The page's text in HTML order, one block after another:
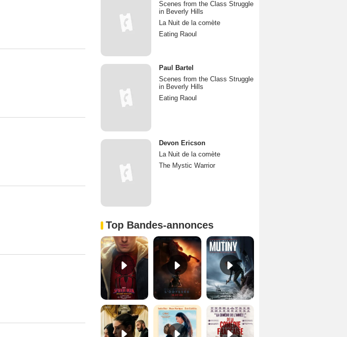
Scenes from the Class Struggle
in Beverly Hills
La Nuit de la comète
Eating Raoul
Paul Bartel
Scenes from the Class Struggle
in Beverly Hills
Eating Raoul
Devon Ericson
La Nuit de la comète
The Mystic Warrior
Top Bandes-annonces
Spider-Man: Brand New Day Bande-annonce VO STFR L'Odyssée Bande-annonce VO STFR
Les Matins merveilleux Bande-annonce VF De la Comédie-Française Teaser VF